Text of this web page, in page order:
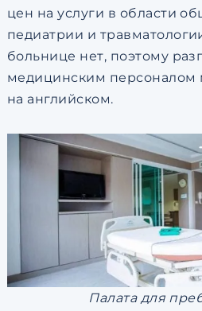
цен на услуги в области
педиатрии и
больнице нет, поэтому
медицинским персоналом
на английском.
Палата для